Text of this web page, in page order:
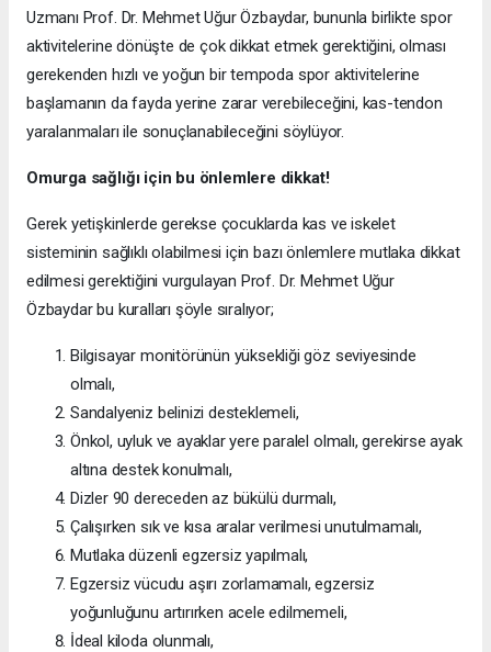
Uzmanı Prof. Dr. Mehmet Uğur Özbaydar, bununla birlikte spor
aktivitelerine dönüşte de çok dikkat etmek gerektiğini, olması
gerekenden hızlı ve yoğun bir tempoda spor aktivitelerine
başlamanın da fayda yerine zarar verebileceğini, kas-tendon
yaralanmaları ile sonuçlanabileceğini söylüyor.
Omurga sağlığı için bu önlemlere dikkat!
Gerek yetişkinlerde gerekse çocuklarda kas ve iskelet
sisteminin sağlıklı olabilmesi için bazı önlemlere mutlaka dikkat
edilmesi gerektiğini vurgulayan Prof. Dr. Mehmet Uğur
Özbaydar bu kuralları şöyle sıralıyor;
Bilgisayar monitörünün yüksekliği göz seviyesinde
olmalı,
Sandalyeniz belinizi desteklemeli,
Önkol, uyluk ve ayaklar yere paralel olmalı, gerekirse ayak
altına destek konulmalı,
Dizler 90 dereceden az bükülü durmalı,
Çalışırken sık ve kısa aralar verilmesi unutulmamalı,
Mutlaka düzenli egzersiz yapılmalı,
Egzersiz vücudu aşırı zorlamamalı, egzersiz
yoğunluğunu artırırken acele edilmemeli,
İdeal kiloda olunmalı,